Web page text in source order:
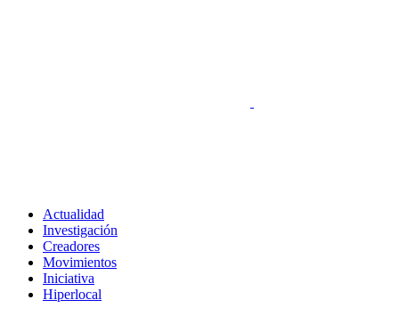
Actualidad
Investigación
Creadores
Movimientos
Iniciativa
Hiperlocal